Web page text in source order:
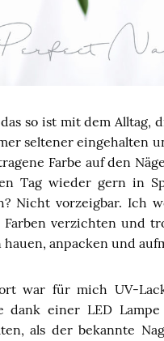
so ist mit dem Alltag,
seltener eingehalten
Farbe auf den
Tag wieder gern in
Nicht vorzeigbar. Ich
Farben verzichten und
hauen, anpacken und
war für mich UV-
dank einer LED
als der bekannte